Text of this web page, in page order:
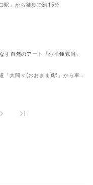
駅」から徒歩で約15分
す自然のアート「小平鍾乳洞」